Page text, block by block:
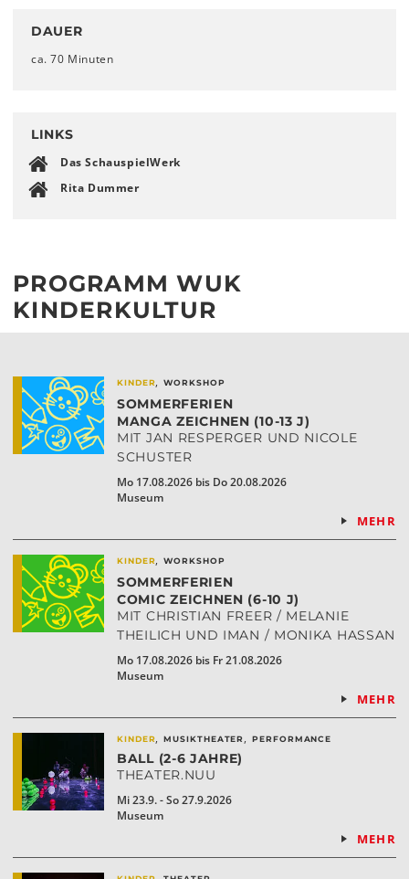
DAUER
ca. 70 Minuten
LINKS
Das SchauspielWerk
Rita Dummer
PROGRAMM WUK
KINDERKULTUR
KINDER,WORKSHOP
SOMMERFERIEN
MANGA ZEICHNEN (10-13 J)
MIT JAN RESPERGER UND NICOLE
SCHUSTER
Mo 17.08.2026 bis Do 20.08.2026
Museum
MEHR
KINDER,WORKSHOP
SOMMERFERIEN
COMIC ZEICHNEN (6-10 J)
MIT CHRISTIAN FREER / MELANIE
THEILICH UND IMAN / MONIKA HASSAN
Mo 17.08.2026 bis Fr 21.08.2026
Museum
MEHR
KINDER,MUSIKTHEATER ,PERFORMANCE
BALL (2-6 JAHRE)
THEATER.NUU
Mi 23.9. - So 27.9.2026
Museum
MEHR